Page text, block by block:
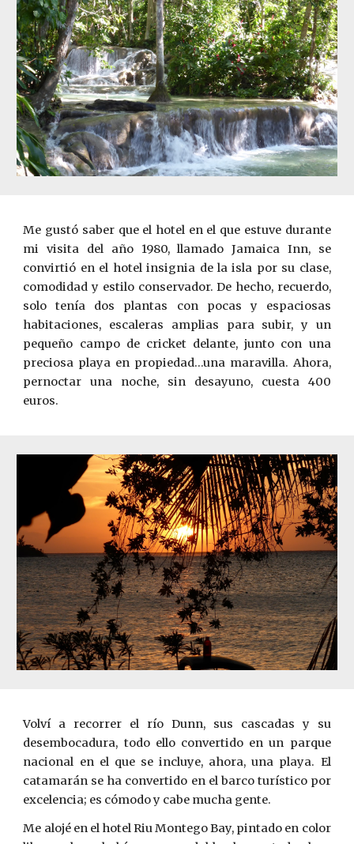
Me gustó saber que el hotel en el que estuve durante
mi visita del año 1980, llamado Jamaica Inn, se
convirtió en el hotel insignia de la isla por su clase,
comodidad y estilo conservador. De hecho, recuerdo,
solo tenía dos plantas con pocas y espaciosas
habitaciones, escaleras amplias para subir, y un
pequeño campo de cricket delante, junto con una
preciosa playa en propiedad…una maravilla. Ahora,
pernoctar una noche, sin desayuno, cuesta 400
euros.
Volví a recorrer el río Dunn, sus cascadas y su
desembocadura, todo ello convertido en un parque
nacional en el que se incluye, ahora, una playa. El
catamarán se ha convertido en el barco turístico por
excelencia; es cómodo y cabe mucha gente.
Me alojé en el hotel Riu Montego Bay, pintado en color